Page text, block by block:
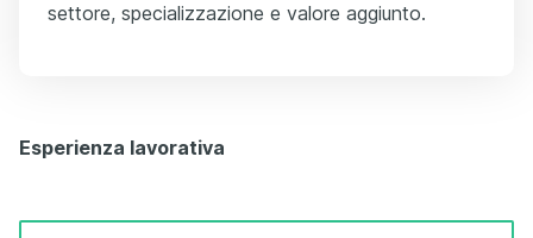
settore, specializzazione e valore aggiunto.
Esperienza lavorativa